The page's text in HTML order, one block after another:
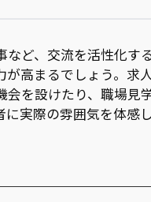
など、交流を活性化す
が高まるでしょう。求
会を設けたり、職場見
実際の雰囲気を体感